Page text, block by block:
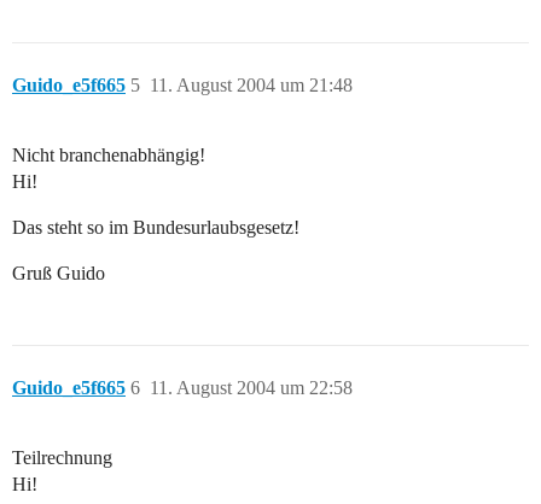
Guido_e5f665 11. August 2004 um 21:48
5
Nicht branchenabhängig!
Hi!
Das steht so im Bundesurlaubsgesetz!
Gruß Guido
Guido_e5f665 11. August 2004 um 22:58
6
Teilrechnung
Hi!